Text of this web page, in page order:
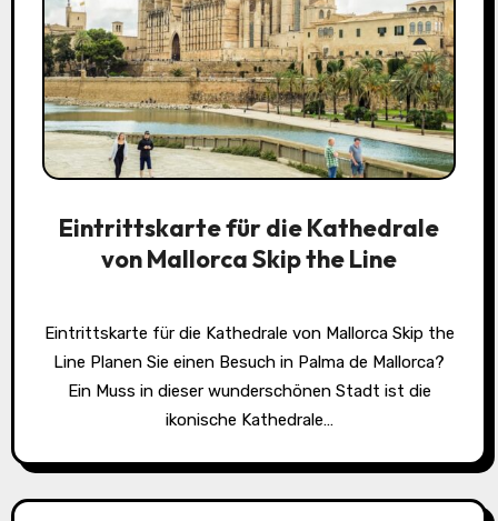
Eintrittskarte für die Kathedrale
von Mallorca Skip the Line
Eintrittskarte für die Kathedrale von Mallorca Skip the
Line Planen Sie einen Besuch in Palma de Mallorca?
Ein Muss in dieser wunderschönen Stadt ist die
ikonische Kathedrale…